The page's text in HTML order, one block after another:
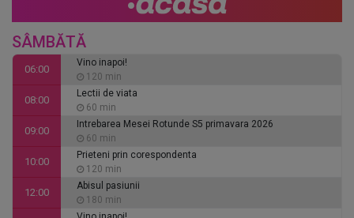
SÂMBĂTĂ
06:00
Vino inapoi!
120 min
08:00
Lectii de viata
60 min
09:00
Intrebarea Mesei Rotunde S5 primavara 2026
60 min
10:00
Prieteni prin corespondenta
120 min
12:00
Abisul pasiunii
180 min